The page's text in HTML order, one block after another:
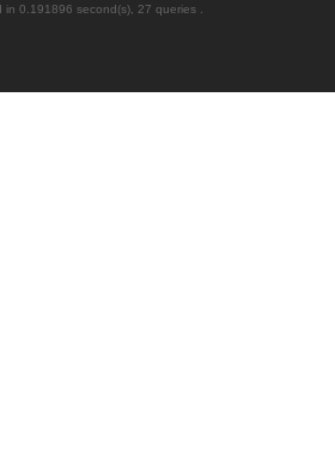
in 0.191896 second(s), 27 queries .